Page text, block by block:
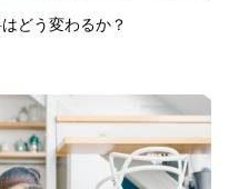
どう変わるか？